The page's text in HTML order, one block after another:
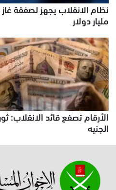
مليار دولار
الأرقام تصفع قائد الانقلاب:
الجنيه